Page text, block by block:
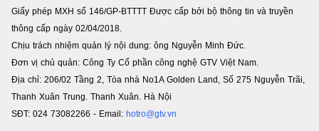
Giấy phép MXH số 146/GP-BTTTT Được cấp bởi bộ thông tin và truyền
thông cấp ngày 02/04/2018.
Chịu trách nhiệm quản lý nội dung: ông Nguyễn Minh Đức.
Đơn vị chủ quản: Công Ty Cổ phần công nghệ GTV Việt Nam.
Địa chỉ: 206/02 Tầng 2, Tòa nhà No1A Golden Land, Số 275 Nguyễn Trãi,
Thanh Xuân Trung. Thanh Xuân. Hà Nội
SĐT: 024 73082266 - Email: hotro@gtv.vn